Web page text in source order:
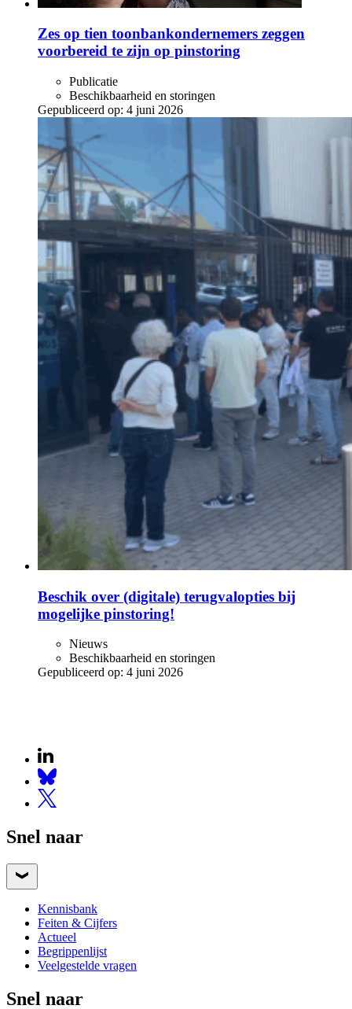
Zes op tien toonbankondernemers zeggen
voorbereid te zijn op pinstoring
Publicatie
Beschikbaarheid en storingen
Gepubliceerd op: 4 juni 2026
Beschik over (digitale) terugvalopties bij
mogelijke pinstoring!
Nieuws
Beschikbaarheid en storingen
Gepubliceerd op: 4 juni 2026
Snel naar
Kennisbank
Feiten & Cijfers
Actueel
Begrippenlijst
Veelgestelde vragen
Snel naar